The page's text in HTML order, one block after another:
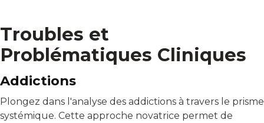
Troubles et
Problématiques Cliniques
Addictions
Plongez dans l'analyse des addictions à travers le prisme
systémique. Cette approche novatrice permet de